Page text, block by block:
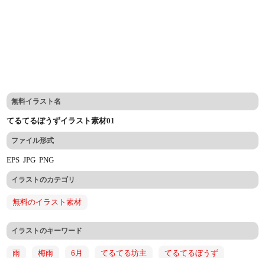
無料イラスト名
てるてるぼうずイラスト素材01
ファイル形式
EPSJPGPNG
イラストのカテゴリ
無料のイラスト素材
イラストのキーワード
雨 梅雨 6月 てるてる坊主 てるてるぼうず